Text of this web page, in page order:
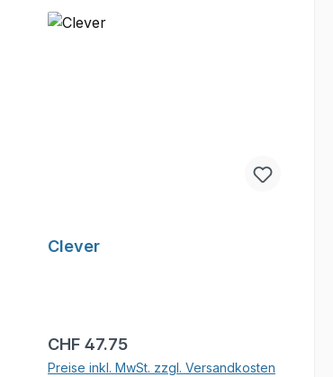
Clever
Regulärer Preis:
CHF 47.75
Preise inkl. MwSt. zzgl. Versandkosten